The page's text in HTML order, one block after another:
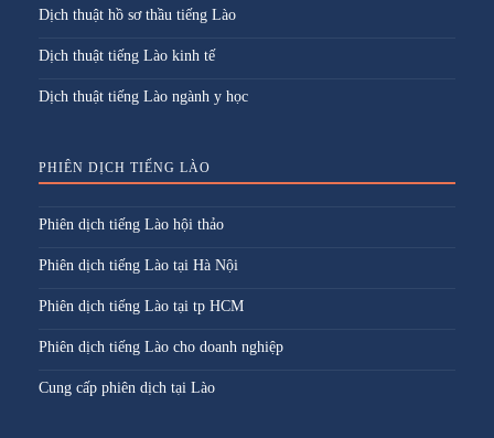
Dịch thuật hồ sơ thầu tiếng Lào
Dịch thuật tiếng Lào kinh tế
Dịch thuật tiếng Lào ngành y học
PHIÊN DỊCH TIẾNG LÀO
Phiên dịch tiếng Lào hội thảo
Phiên dịch tiếng Lào tại Hà Nội
Phiên dịch tiếng Lào tại tp HCM
Phiên dịch tiếng Lào cho doanh nghiệp
Cung cấp phiên dịch tại Lào